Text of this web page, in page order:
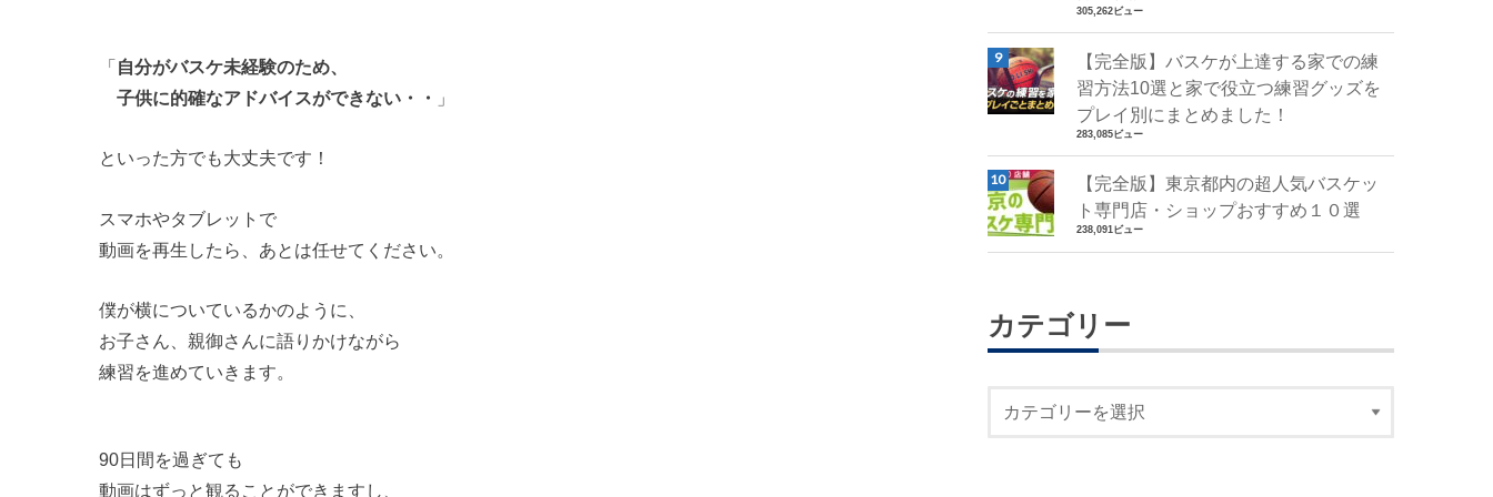
「自分がバスケ未経験のため、
子供に的確なアドバイスができない・・
」
といった方でも大丈夫です！
スマホやタブレットで
動画を再生したら、あとは任せてください。
僕が横についているかのように、
お子さん、親御さんに語りかけながら
練習を進めていきます。
90日間を過ぎても
動画はずっと観ることができますし、
305,262ビュー
【完全版】バスケが上達する家での練
習方法10選と家で役立つ練習グッズを
プレイ別にまとめました！
283,085ビュー
【完全版】東京都内の超人気バスケッ
ト専門店・ショップおすすめ１０選
238,091ビュー
カテゴリー